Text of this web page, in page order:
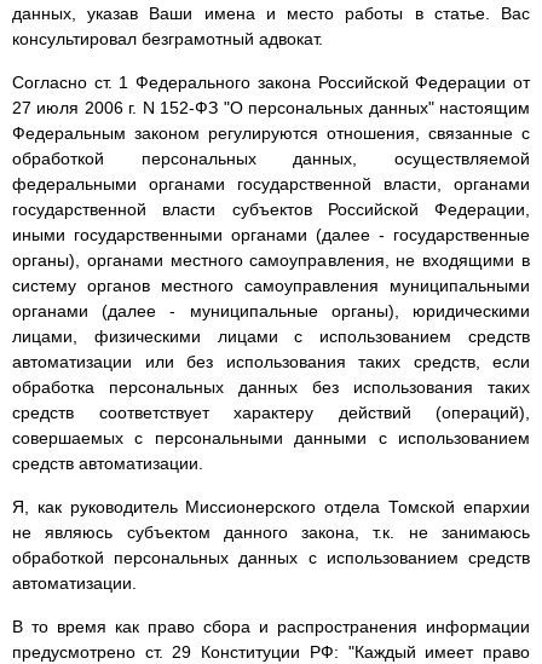
данных, указав Ваши имена и место работы в статье. Вас
консультировал безграмотный адвокат.
Согласно ст. 1 Федерального закона Российской Федерации от
27 июля 2006 г. N 152-ФЗ "О персональных данных" настоящим
Федеральным законом регулируются отношения, связанные с
обработкой персональных данных, осуществляемой
федеральными органами государственной власти, органами
государственной власти субъектов Российской Федерации,
иными государственными органами (далее - государственные
органы), органами местного самоуправления, не входящими в
систему органов местного самоуправления муниципальными
органами (далее - муниципальные органы), юридическими
лицами, физическими лицами с использованием средств
автоматизации или без использования таких средств, если
обработка персональных данных без использования таких
средств соответствует характеру действий (операций),
совершаемых с персональными данными с использованием
средств автоматизации.
Я, как руководитель Миссионерского отдела Томской епархии
не являюсь субъектом данного закона, т.к. не занимаюсь
обработкой персональных данных с использованием средств
автоматизации.
В то время как право сбора и распространения информации
предусмотрено ст. 29 Конституции РФ: "Каждый имеет право